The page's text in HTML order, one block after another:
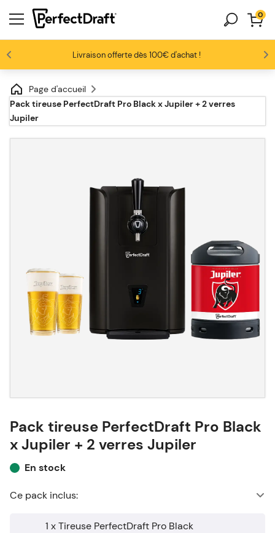
Livraison offerte dès 100€ d'achat !
Profitez de -10% dès 3 fûts unitaires
Les amateurs de bière nous adorent
0
Page d'accueil
Pack tireuse PerfectDraft Pro Black x Jupiler + 2 verres
Jupiler
Pack tireuse PerfectDraft Pro Black
x Jupiler + 2 verres Jupiler
En stock
Ce pack inclus:
1 x Tireuse PerfectDraft Pro Black